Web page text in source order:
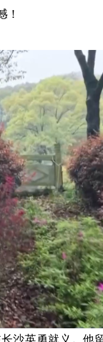
！
沙英勇就义。他